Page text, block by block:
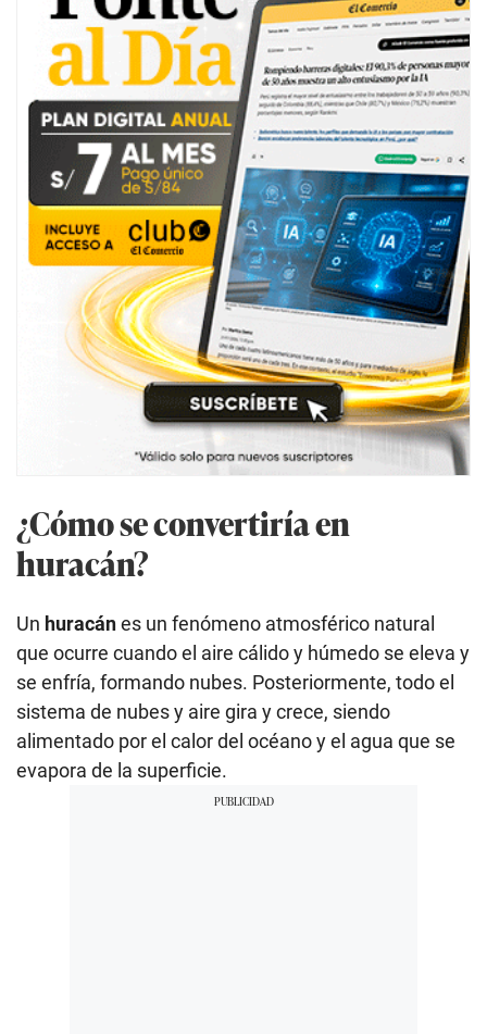
¿Cómo se convertiría en
huracán?
Un huracánes un fenómeno atmosférico natural
que ocurre cuando el aire cálido y húmedo se eleva y
se enfría, formando nubes. Posteriormente, todo el
sistema de nubes y aire gira y crece, siendo
alimentado por el calor del océano y el agua que se
evapora de la superficie.